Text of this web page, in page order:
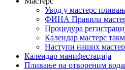
Увод у мастерс
ФИНА Правила
Процедура
Календар мастерс
Наступи наших
Календар манифестација
Пливање на отвореним